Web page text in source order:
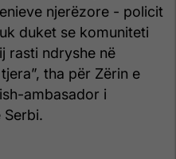
njerëzore - policit
duket se komuniteti
rasti ndryshe në
tha për Zërin e
ambasador i
Serbi.